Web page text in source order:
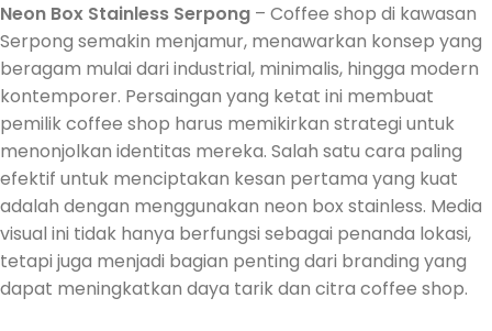
Neon Box Stainless Serpong – Coffee shop di kawasan
Serpong semakin menjamur, menawarkan konsep yang
beragam mulai dari industrial, minimalis, hingga modern
kontemporer. Persaingan yang ketat ini membuat
pemilik coffee shop harus memikirkan strategi untuk
menonjolkan identitas mereka. Salah satu cara paling
efektif untuk menciptakan kesan pertama yang kuat
adalah dengan menggunakan neon box stainless. Media
visual ini tidak hanya berfungsi sebagai penanda lokasi,
tetapi juga menjadi bagian penting dari branding yang
dapat meningkatkan daya tarik dan citra coffee shop.